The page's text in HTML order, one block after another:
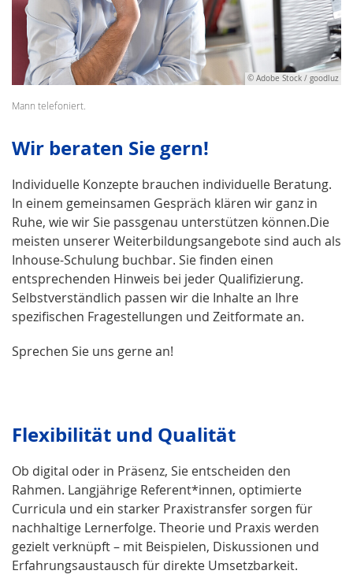
© Adobe Stock / goodluz
Mann telefoniert.
Wir beraten Sie gern!
Individuelle Konzepte brauchen individuelle Beratung.
In einem gemeinsamen Gespräch klären wir ganz in
Ruhe, wie wir Sie passgenau unterstützen können.Die
meisten unserer Weiterbildungsangebote sind auch als
Inhouse-Schulung buchbar. Sie finden einen
entsprechenden Hinweis bei jeder Qualifizierung.
Selbstverständlich passen wir die Inhalte an Ihre
spezifischen Fragestellungen und Zeitformate an.
Sprechen Sie uns gerne an!
Flexibilität und Qualität
Ob digital oder in Präsenz, Sie entscheiden den
Rahmen. Langjährige Referent*innen, optimierte
Curricula und ein starker Praxistransfer sorgen für
nachhaltige Lernerfolge. Theorie und Praxis werden
gezielt verknüpft – mit Beispielen, Diskussionen und
Erfahrungsaustausch für direkte Umsetzbarkeit.